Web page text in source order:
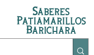
Saberes
Patiamarillos
Barichara